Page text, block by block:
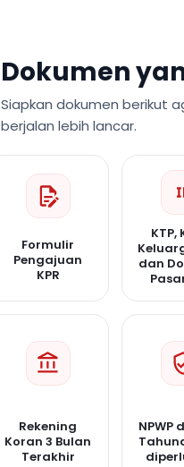
Dokumen
Siapkan dokumen berikut
berjalan lebih lancar.
Formulir
Pengajuan
KPR
KTP,
dan
Rekening
Koran 3 Bulan
Terakhir
NPWP